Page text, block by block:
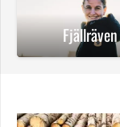
Fjällräven